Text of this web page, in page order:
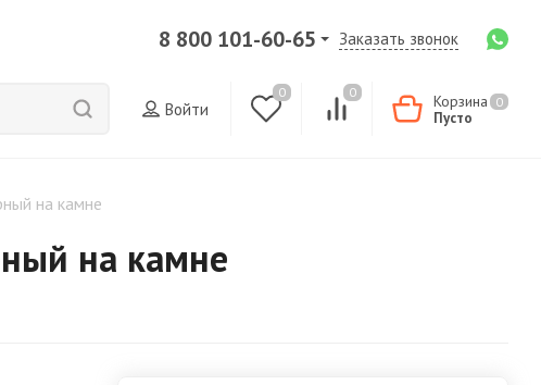
8 800 101-60-65 Заказать звонок
Войти
0 0 Корзина 0
Пусто
на камне
на камне